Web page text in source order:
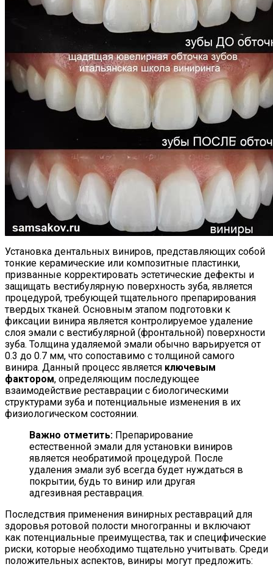
Установка дентальных виниров, представляющих собой
тонкие керамические или композитные пластинки,
призванные корректировать эстетические дефекты и
защищать вестибулярную поверхность зуба, является
процедурой, требующей тщательного препарирования
твердых тканей. Основным этапом подготовки к
фиксации винира является контролируемое удаление
слоя эмали с вестибулярной (фронтальной) поверхности
зуба. Толщина удаляемой эмали обычно варьируется от
0.3 до 0.7 мм, что сопоставимо с толщиной самого
винира. Данный процесс является ключевым
фактором, определяющим последующее
взаимодействие реставрации с биологическими
структурами зуба и потенциальные изменения в их
физиологическом состоянии.
Важно отметить: Препарирование
естественной эмали для установки виниров
является необратимой процедурой. После
удаления эмали зуб всегда будет нуждаться в
покрытии, будь то винир или другая
адгезивная реставрация.
Последствия применения винирных реставраций для
здоровья ротовой полости многогранны и включают
как потенциальные преимущества, так и специфические
риски, которые необходимо тщательно учитывать. Среди
положительных аспектов, виниры могут предложить: